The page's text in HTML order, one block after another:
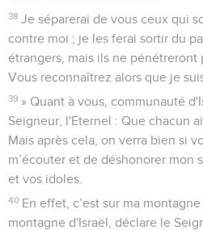
38 Je séparerai de vous ceux qui
contre moi ; je les ferai sortir du
étrangers, mais ils ne pénétreront
Vous reconnaîtrez alors que je
39 » Quant à vous, communauté
Seigneur, l'Eternel : Que chacun
Mais après cela, on verra bien si
m’écouter et de déshonorer mon
et vos idoles.
40 En effet, c’est sur ma
montagne d'Israël, déclare le